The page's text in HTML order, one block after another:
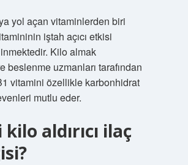
yol açan vitaminlerden biri
iştah açıcı etkisi
Kilo almak
beslenme uzmanları tarafından
vitamini özellikle karbonhidrat
mutlu eder.
kilo aldırıcı ilaç